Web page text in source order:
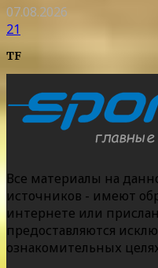
07.08.2026
21
TF
Все материалы на
источников - имеют
интернете или
предоставляются
ознакомительных